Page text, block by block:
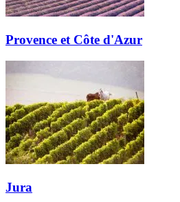
Provence et Côte d'Azur
Jura